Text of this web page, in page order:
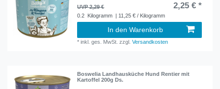
UVP 2,29 € 2,25 € *
0.2 Kilogramm | 11,25 € / Kilogramm
In den Warenkorb
*inkl. ges. MwSt. zzgl.Versandkosten
Boswelia Landhausküche Hund Rentier mit
Kartoffel 200g Ds.